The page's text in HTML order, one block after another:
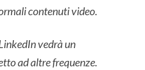
contenuti video.
vedrà un
ad altre frequenze.